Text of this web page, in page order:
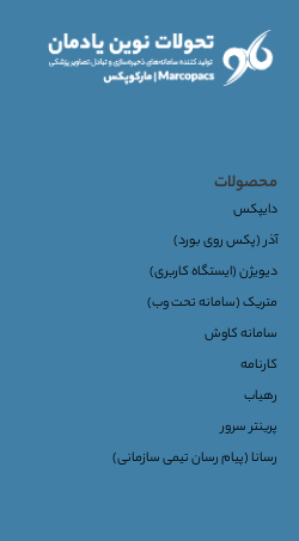
محصولات
دایپکس
آذر (پکس روی بورد)
دیویژن (ایستگاه کاربری)
متریک (سامانه تحت وب)
سامانه کاوش
کارنامه
رهیاب
پرینتر سرور
رسانا (پیام رسان تیمی سازمانی)